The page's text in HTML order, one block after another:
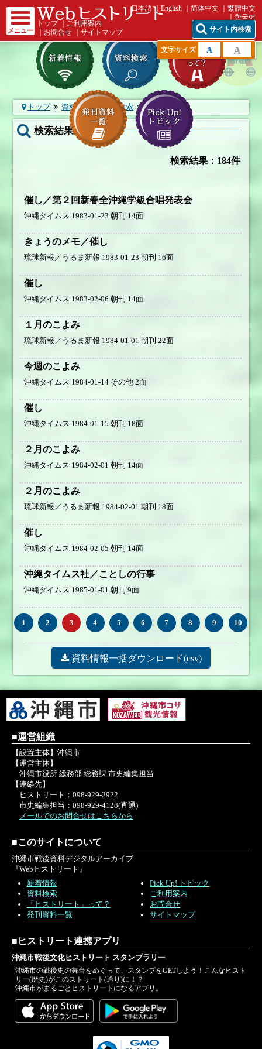
メニュー
トップ
ご利用案内
お問合せ ｜サイトマップ
日本語 English 简体中文
繁體中文
한국어
サイト内検索
文字サイズ A A
トップ 資料検索 基本検索 検索結果
検索結果： 最強戦
検索結果：184件
催し／第２回新春全沖縄学級合唱発表会
沖縄タイムス 1983-01-23 朝刊 14面
きょうのメモ／催し
琉球新報／うるま新報 1983-01-23 朝刊 16面
催し
沖縄タイムス 1983-02-06 朝刊 14面
１月のこよみ
琉球新報／うるま新報 1984-01-01 朝刊 22面
今週のこよみ
沖縄タイムス 1984-01-14 その他 2面
催し
沖縄タイムス 1984-01-15 朝刊 18面
２月のこよみ
沖縄タイムス 1984-02-01 朝刊 14面
２月のこよみ
琉球新報／うるま新報 1984-02-01 朝刊 18面
催し
沖縄タイムス 1984-02-05 朝刊 14面
沖縄タイムス社／ことしの行事
沖縄タイムス 1985-01-01 朝刊 9面
1 2 3 4 5 6 7 8 9 10
■運営組織
【設置主体】沖縄市
【運営主体】
沖縄市役所 総務部 総務課 市史編集担当
【連絡先】
ヒストリート：098-929-2922
市史編集担当：098-929-4128(直通)
メールでのお問合せはこちらから
■このサイトについて
沖縄市戦後資料デジタルアーカイブ
『Webヒストリート』
新着情報
資料検索
「ヒストリート」って？
発刊資料一覧
Pick Up! トピック
ご利用案内
お問合せ
サイトマップ
■ヒストリート連携アプリ
沖縄市戦後文化ヒストリート スタンプラリー
沖縄市の戦後史の舞台をめぐって、スタンプをGETしよう！こんなヒスト
リー(歴史)がこのストリート(通り)に！？
沖縄市がまるごとヒストリートになるアプリ。